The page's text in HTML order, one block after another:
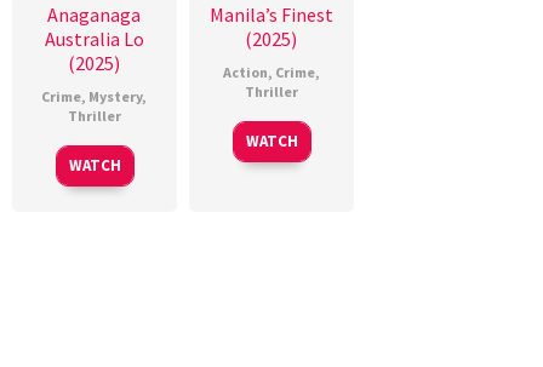
Anaganaga
Australia Lo
(2025)
Crime, Mystery,
Thriller
WATCH
Manila’s Finest
(2025)
Action, Crime,
Thriller
WATCH